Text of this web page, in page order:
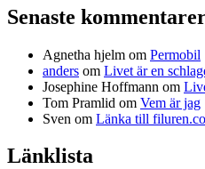
Senaste
Agnetha hjelm om Permobil
anders om Livet är en
Josephine Hoffmann om
Tom Pramlid om Vem är jag
Sven om Länka till
Länklista